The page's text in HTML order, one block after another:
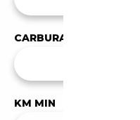
CARBURANT
KM MIN